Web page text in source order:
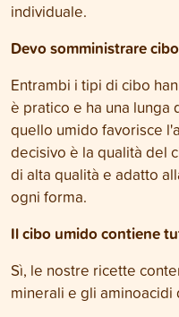
individuale.
Devo somministrare
Entrambi i tipi di cibo
è pratico e ha una lunga
quello umido favorisce
decisivo è la qualità del
di alta qualità e adatto
ogni forma.
Il cibo umido contiene
Sì, le nostre ricette
minerali e gli aminoacidi